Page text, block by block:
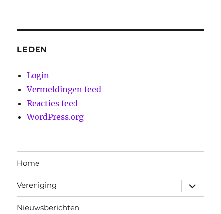
LEDEN
Login
Vermeldingen feed
Reacties feed
WordPress.org
Home
Vereniging
Nieuwsberichten